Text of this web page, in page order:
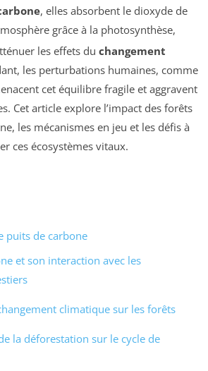
, elles absorbent le dioxyde de
grâce à la photosynthèse,
les effets du changement
les perturbations humaines, comme
cet équilibre fragile et aggravent
Cet article explore l’impact des forêts
les mécanismes en jeu et les défis à
ces écosystèmes vitaux.
puits de carbone
et son interaction avec les
climatique sur les forêts
la déforestation sur le cycle de